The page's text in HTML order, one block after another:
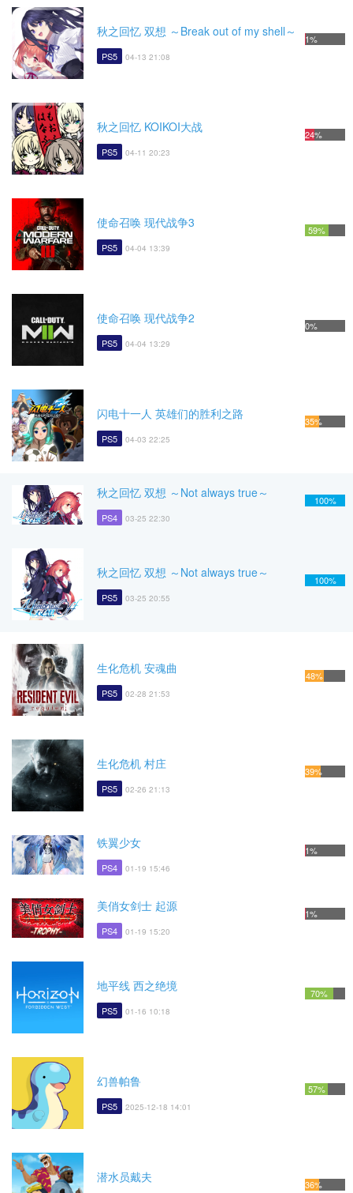
秋之回忆 双想 ～Break out of my shell～
PS5 04-13 21:08
1%
秋之回忆 KOIKOI大战
PS5 04-11 20:23
24%
使命召唤 现代战争3
PS5 04-04 13:39
59%
使命召唤 现代战争2
PS5 04-04 13:29
0%
闪电十一人 英雄们的胜利之路
PS5 04-03 22:25
35%
秋之回忆 双想 ～Not always true～
PS4 03-25 22:30
100%
秋之回忆 双想 ～Not always true～
PS5 03-25 20:55
100%
生化危机 安魂曲
PS5 02-28 21:53
48%
生化危机 村庄
PS5 02-26 21:13
39%
铁翼少女
PS4 01-19 15:46
1%
美俏女剑士 起源
PS4 01-19 15:20
1%
地平线 西之绝境
PS5 01-16 10:18
70%
幻兽帕鲁
PS5 2025-12-18 14:01
57%
潜水员戴夫 36%